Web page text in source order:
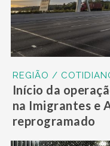
REGIÃO /
Início da
na Imigrantes e
reprogramado